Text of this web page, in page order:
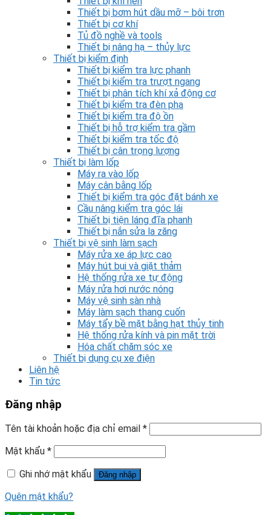
Thiết bị bơm hút dầu mỡ – bôi trơn
Thiết bị cơ khí
Tủ đồ nghề và tools
Thiết bị nâng hạ – thủy lực
Thiết bị kiểm định
Thiết bị kiểm tra lực phanh
Thiết bị kiểm tra trượt ngang
Thiết bị phân tích khí xả động cơ
Thiết bị kiểm tra đèn pha
Thiết bị kiểm tra độ ồn
Thiết bị hỗ trợ kiểm tra gầm
Thiết bị kiểm tra tốc độ
Thiết bị cân trọng lượng
Thiết bị làm lốp
Máy ra vào lốp
Máy cân bằng lốp
Thiết bị kiểm tra góc đặt bánh xe
Cầu nâng kiểm tra góc lái
Thiết bị tiện láng đĩa phanh
Thiết bị nắn sửa la zăng
Thiết bị vệ sinh làm sạch
Máy rửa xe áp lực cao
Máy hút bụi và giặt thảm
Hệ thống rửa xe tự động
Máy rửa hơi nước nóng
Máy vệ sinh sàn nhà
Máy làm sạch thang cuốn
Máy tẩy bề mặt bằng hạt thủy tinh
Hệ thống rửa kính và pin mặt trời
Hóa chất chăm sóc xe
Thiết bị dụng cụ xe điện
Liên hệ
Tin tức
Đăng nhập
Tên tài khoản hoặc địa chỉ email *
Mật khẩu *
Ghi nhớ mật khẩu
Đăng nhập
Quên mật khẩu?